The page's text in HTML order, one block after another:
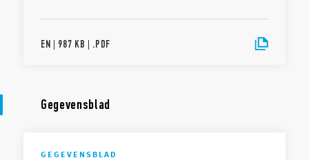
EN | 987 KB | .PDF
Gegevensblad
GEGEVENSBLAD